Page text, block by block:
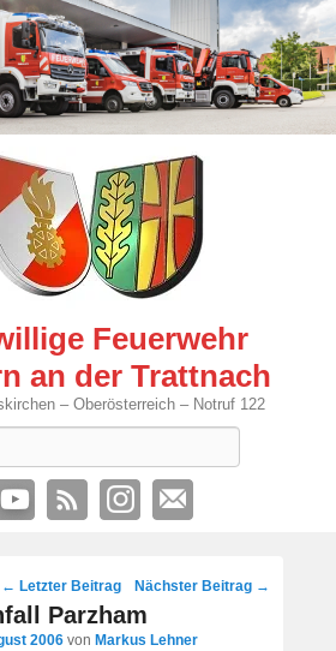
Feuerwehr
an der Trattnach
– Oberösterreich – Notruf 122
Post
navigation
← Letzter Beitrag Nächster Beitrag →
Parzham
2006 von Markus Lehner